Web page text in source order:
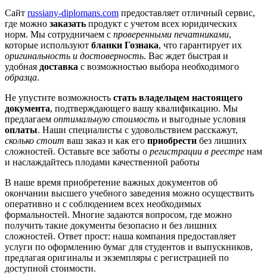
Сайт russiany-diplomans.com предоставляет отличный сервис,
где можно заказать продукт с учетом всех юридических
норм. Мы сотрудничаем с проверенными печатниками,
которые используют бланки Гознака, что гарантирует их
оригинальность и достоверность. Вас ждет быстрая и
удобная доставка с возможностью выбора необходимого
образца.
Не упустите возможность стать владельцем настоящего
документа, подтверждающего вашу квалификацию. Мы
предлагаем оптимальную стоимость и выгодные условия
оплаты. Наши специалисты с удовольствием расскажут,
сколько стоит ваш заказ и как его приобрести без лишних
сложностей. Оставьте все заботы о регистрации в реестре нам
и наслаждайтесь плодами качественной работы
В наше время приобретение важных документов об
окончании высшего учебного заведения можно осуществить
оперативно и с соблюдением всех необходимых
формальностей. Многие задаются вопросом, где можно
получить такие документы безопасно и без лишних
сложностей. Ответ прост: наша компания предоставляет
услуги по оформлению бумаг для студентов и выпускников,
предлагая оригиналы и экземпляры с регистрацией по
доступной стоимости.